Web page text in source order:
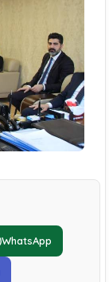
WhatsApp